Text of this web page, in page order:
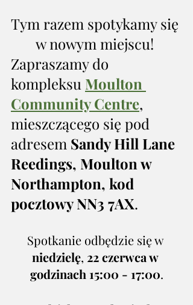
Tym razem spotykamy się
w nowym miejscu!
Zapraszamy do
kompleksu Moulton
Community Centre,
mieszczącego się pod
adresem Sandy Hill Lane
Reedings, Moulton w
Northampton, kod
pocztowy NN3 7AX.
Spotkanie odbędzie się w
niedzielę, 22 czerwca w
godzinach 15:00 - 17:00.